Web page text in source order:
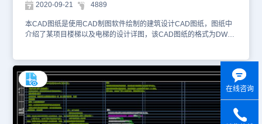
2020-09-21 4889
本CAD图纸是使用CAD制图软件绘制的建筑设计CAD图纸，图纸中
介绍了某项目楼梯以及电梯的设计详图，该CAD图纸的格式为DWG
CAD图纸的相关预览图。本CAD图纸作为学习资料参考，请勿用于
商业用途。
在线咨询